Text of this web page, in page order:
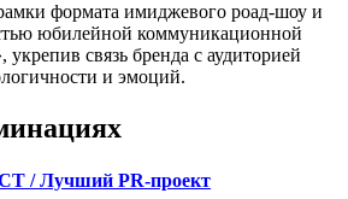
формата имиджевого роад-шоу и
юбилейной коммуникационной
укрепив связь бренда с аудиторией
и эмоций.
/ Лучший PR-проект